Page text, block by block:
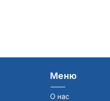
Меню
О нас